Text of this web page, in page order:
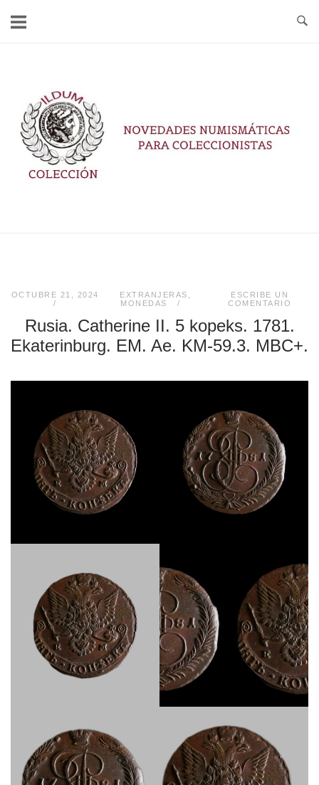
OCTUBRE 21, 2024 EXTRANJERAS
MONEDAS
ESCRIBE UN
COMENTARIO
Rusia. Catherine II. 5 kopeks. 1781.
Ekaterinburg. EM. Ae. KM-59.3. MBC+.